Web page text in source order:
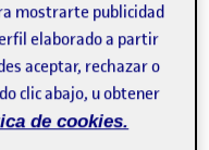
2025
mostrarte publicidad
elaborado a partir
aceptar, rechazar o
clic abajo, u obtener
de cookies.